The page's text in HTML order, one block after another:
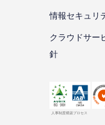
情報セキュリ
クラウドサー
針